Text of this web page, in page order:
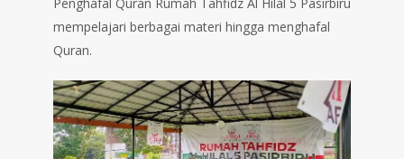
mempelajari berbagai materi hingga menghafal
Quran.